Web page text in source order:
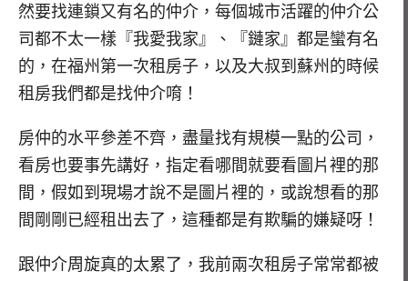
然要找連鎖又有名的仲介，每個城市活躍的仲介公
司都不太一樣『我愛我家』、『鏈家』都是蠻有名
的，在福州第一次租房子，以及大叔到蘇州的時候
租房我們都是找仲介唷！
房仲的水平參差不齊，盡量找有規模一點的公司，
看房也要事先講好，指定看哪間就要看圖片裡的那
間，假如到現場才說不是圖片裡的，或說想看的那
間剛剛已經租出去了，這種都是有欺騙的嫌疑呀！
跟仲介周旋真的太累了，我前兩次租房子常常都被